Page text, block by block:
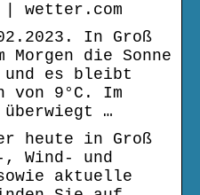
| wetter.com
In Groß
die Sonne
und es bleibt
von 9°C. Im
…
heute in Groß
, Wind- und
aktuelle